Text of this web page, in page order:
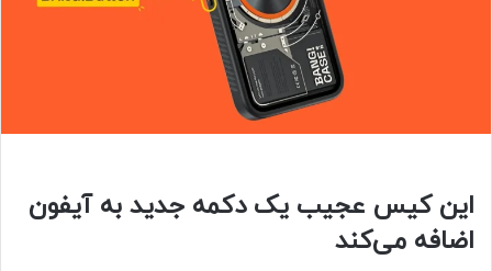
این کیس عجیب یک دکمه جدید به آیفون
اضافه می‌کند